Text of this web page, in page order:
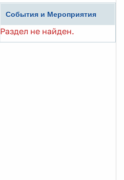
События и Мероприятия
Раздел не найден.